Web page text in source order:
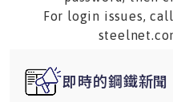
For login issues,
即時的鋼鐵新聞